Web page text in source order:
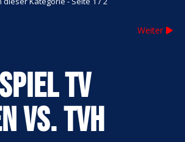
Weiter
TV
VS. TVH